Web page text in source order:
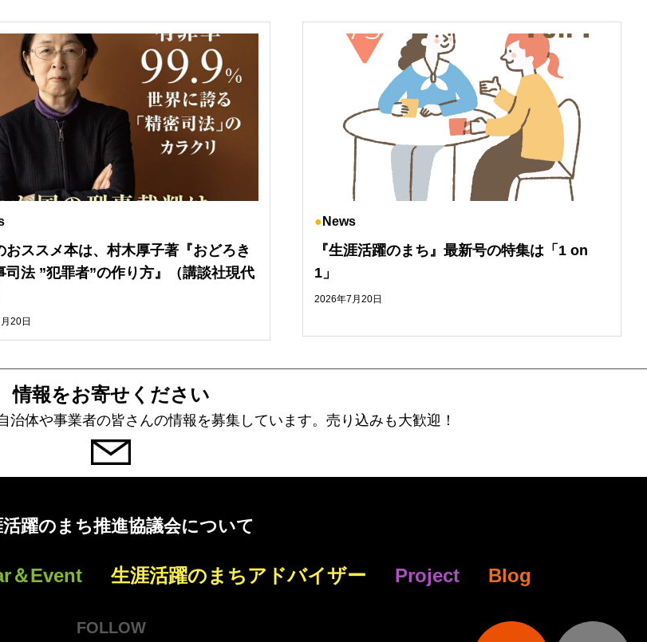
おススメ本は、村木厚子著『おどろき
司法 ”犯罪者”の作り方』（講談社現代
20日
News
『生涯活躍のまち』最新号の特集は「1 on
1」
2026年7月20日
情報をお寄せください
体や事業者の皆さんの情報を募集しています。売り込みも大歓迎！
躍のまち推進協議会について
＆Event 生涯活躍のまちアドバイザー Project Blog
FOLLOW